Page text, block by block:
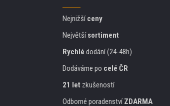
Nejnižšíceny
Největšísortiment
Rychlé dodání (24-48h)
Dodáváme po celé ČR
21 let zkušeností
Odborné poradenstvíZDARMA